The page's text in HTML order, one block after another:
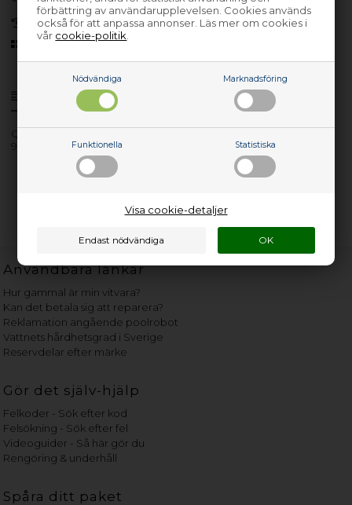
förbättring av användarupplevelsen. Cookies används
också för att anpassa annonser. Läs mer om cookies i
vår cookie-politik
Nödvändiga Marknadsföring
Funktionella Statistiska
Visa cookie-detaljer
Produktinfo
QB510W
911234251
(Lev. 3-5 arbetsdagar.Läs mer )
30 dagars returrätt
Sedan 2006
Användbara länkar
Hur gammal är min vitvara?
Kan det betala sig att reparera?
Reklamation angående poolrobot
Vattnets hårdhetsgrad i Sverige
Reservdelar efter märke
Gör det själv-hjälp
Felkoder - Sök efter kod
Felsökning - Sök efter fel
Videoguider - Så här gör du
Rengöring & underhåll
Spåra ditt paket